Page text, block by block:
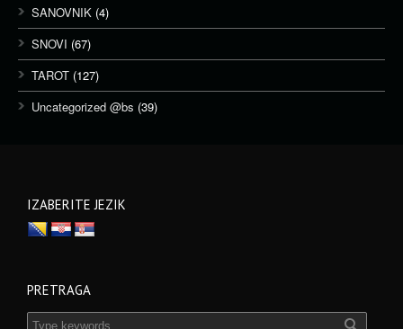
SANOVNIK (4)
SNOVI (67)
TAROT (127)
Uncategorized @bs (39)
IZABERITE JEZIK
PRETRAGA